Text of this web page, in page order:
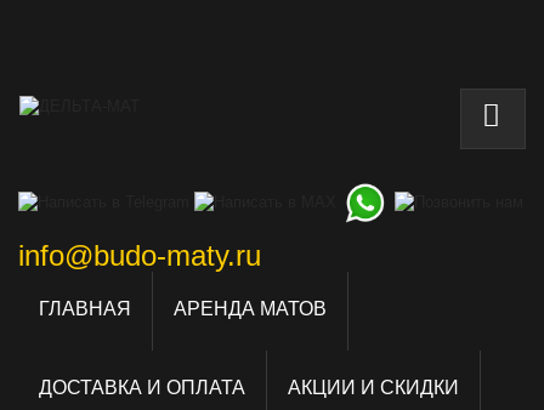
info@budo-maty.ru
ГЛАВНАЯ АРЕНДА МАТОВ
ДОСТАВКА И ОПЛАТА АКЦИИ И СКИДКИ